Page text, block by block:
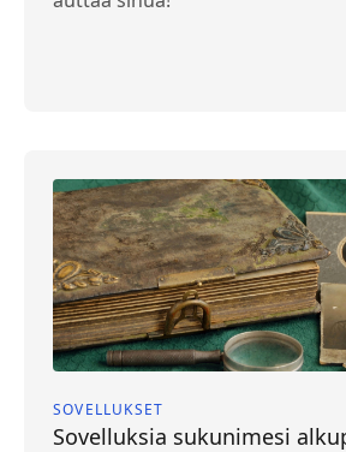
SOVELLUKSET
Sovelluksia sukunimesi